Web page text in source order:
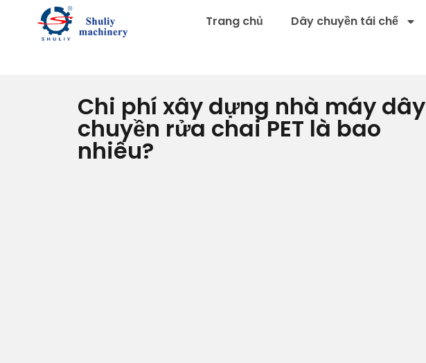
Trang chủ Dây chuyền tái chế
Chi phí xây dựng nhà máy dây
chuyền rửa chai PET là bao
nhiêu?